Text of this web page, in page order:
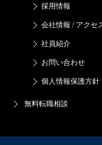
採用情報
会社情報 / アクセ
社員紹介
お問い合わせ
個人情報保護方針
無料転職相談